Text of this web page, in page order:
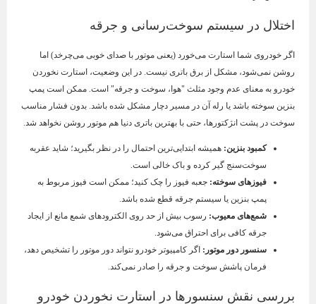
اختلال در سیستم سوخت‌رسانی و جرقه
اگر خودروی شما استارت می‌خورد (یعنی موتور با صدای خوبی می‌چرخد) اما
روشن نمی‌شود، مشکل از برق باتری نیست. در این وضعیت، استارت نخوردن
خودرو به معنای عدم وجود مثلث "هوا، سوخت و جرقه" است. ممکن است پمپ
بنزین سوخته باشد یا رله آن در مسیر دچار مشکل شده باشد. بدون فشار مناسب
سوخت در پشت انژکتورها، حتی با بهترین باتری دنیا هم موتور روشن نخواهد شد.
کمبود بنزین: همیشه ابتدایی‌ترین احتمال را در نظر بگیرید؛ شاید عقربه
سوخت‌سنج گیر کرده و باک خالی است.
فیوزهای سوخته: جعبه فیوز را چک کنید؛ ممکن است فیوز مربوط به
پمپ بنزین یا سیستم جرقه قطع شده باشد.
شمع‌های معیوب: رسوب بیش از حد روی الکترودهای شمع مانع از ایجاد
جرقه کافی برای احتراق می‌شود.
سنسور دور موتور : اگر کامپیوتر خودرو نتواند دور موتور را تشخیص دهد،
فرمان پاشش سوخت و جرقه را صادر نمی‌کند.
بررسی نقش سنسورها در استارت نخوردن خودرو